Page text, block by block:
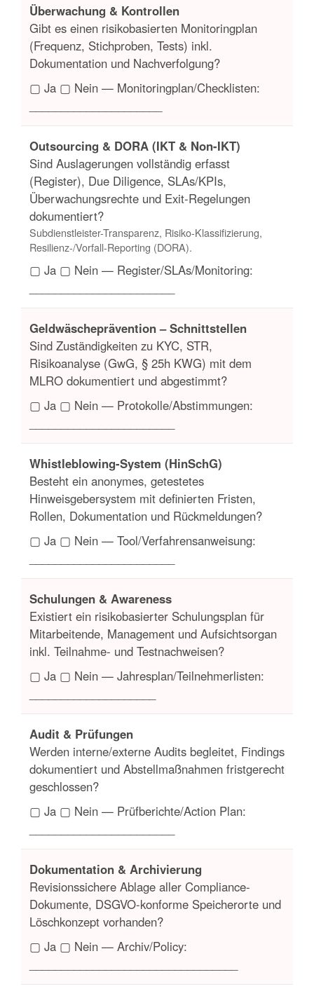
Überwachung & Kontrollen
Gibt es einen risikobasierten Monitoringplan
(Frequenz, Stichproben, Tests) inkl.
Dokumentation und Nachverfolgung?
▢ Ja ▢ Nein — Monitoringplan/Checklisten:
Outsourcing & DORA (IKT & Non-IKT)
Sind Auslagerungen vollständig erfasst
(Register), Due Diligence, SLAs/KPIs,
Überwachungsrechte und Exit-Regelungen
dokumentiert?
Subdienstleister-Transparenz, Risiko-Klassifizierung,
Resilienz-/Vorfall-Reporting (DORA).
▢ Ja ▢ Nein — Register/SLAs/Monitoring:
Geldwäscheprävention – Schnittstellen
Sind Zuständigkeiten zu KYC, STR,
Risikoanalyse (GwG, § 25h KWG) mit dem
MLRO dokumentiert und abgestimmt?
▢ Ja ▢ Nein — Protokolle/Abstimmungen:
Whistleblowing-System (HinSchG)
Besteht ein anonymes, getestetes
Hinweisgebersystem mit definierten Fristen,
Rollen, Dokumentation und Rückmeldungen?
▢ Ja ▢ Nein — Tool/Verfahrensanweisung:
Schulungen & Awareness
Existiert ein risikobasierter Schulungsplan für
Mitarbeitende, Management und Aufsichtsorgan
inkl. Teilnahme- und Testnachweisen?
▢ Ja ▢ Nein — Jahresplan/Teilnehmerlisten:
Audit & Prüfungen
Werden interne/externe Audits begleitet, Findings
dokumentiert und Abstellmaßnahmen fristgerecht
geschlossen?
▢ Ja ▢ Nein — Prüfberichte/Action Plan:
Dokumentation & Archivierung
Revisionssichere Ablage aller Compliance-
Dokumente, DSGVO-konforme Speicherorte und
Löschkonzept vorhanden?
▢ Ja ▢ Nein — Archiv/Policy: